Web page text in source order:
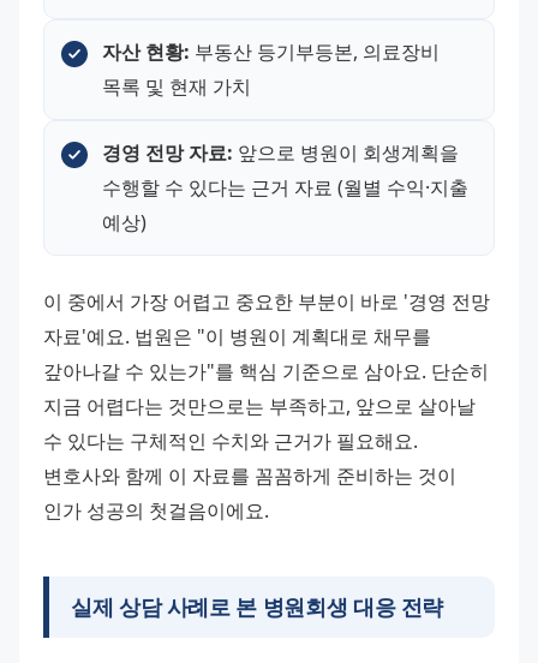
자산 현황: 부동산 등기부등본, 의료장비
목록 및 현재 가치
경영 전망 자료: 앞으로 병원이 회생계획을
수행할 수 있다는 근거 자료 (월별 수익·지출
예상)
이 중에서 가장 어렵고 중요한 부분이 바로 '경영 전망
자료'예요. 법원은 "이 병원이 계획대로 채무를
갚아나갈 수 있는가"를 핵심 기준으로 삼아요. 단순히
지금 어렵다는 것만으로는 부족하고, 앞으로 살아날
수 있다는 구체적인 수치와 근거가 필요해요.
변호사와 함께 이 자료를 꼼꼼하게 준비하는 것이
인가 성공의 첫걸음이에요.
실제 상담 사례로 본 병원회생 대응 전략